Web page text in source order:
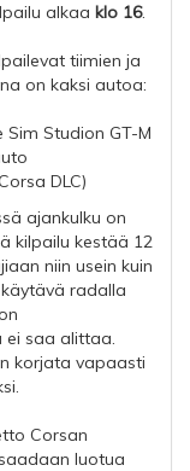
alkaa klo 16.
tiimien ja
on kaksi autoa:
Sim Studion GT-M
DLC)
ajankulku on
kilpailu kestää 12
niin usein kuin
radalla
ei saa alittaa.
korjata vapaasti
Corsan
luotua